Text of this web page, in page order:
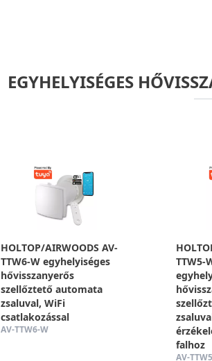
EGYHELYISÉGES
HOLTOP/AIRWOODS AV-
TTW6-W egyhelyiséges
hővisszanyerős
szellőztető automata
zsaluval, WiFi
csatlakozással
AV-TTW6-W
TTW5-
falhoz
AV-